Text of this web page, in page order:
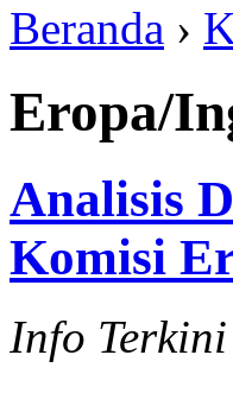
Beranda ›
Eropa/
Analisis
Komisi
Info